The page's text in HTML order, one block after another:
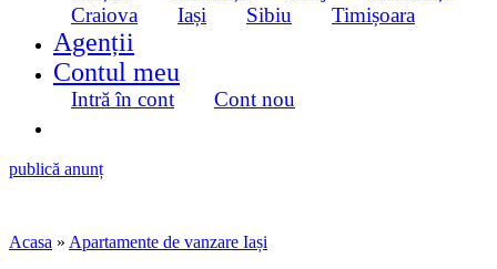
Craiova
Iași Sibiu Timișoara
Agenții
Contul meu
Intră în cont Cont nou
publică anunț
Acasa » Apartamente de vanzare Iași